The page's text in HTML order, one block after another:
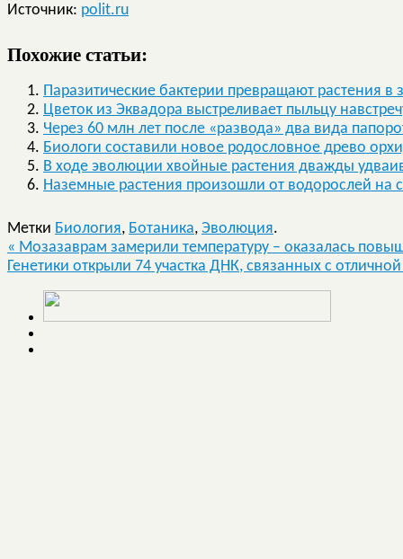
Источник: polit.ru
Похожие статьи:
Паразитические бактерии превращают растения в
Цветок из Эквадора выстреливает пыльцу
Через 60 млн лет после «развода» два вида
Биологи составили новое родословное древо
В ходе эволюции хвойные растения дважды
Наземные растения произошли от водорослей на
Метки Биология, Ботаника, Эволюция.
« Мозазаврам замерили температуру – оказалась
Генетики открыли 74 участка ДНК, связанных с